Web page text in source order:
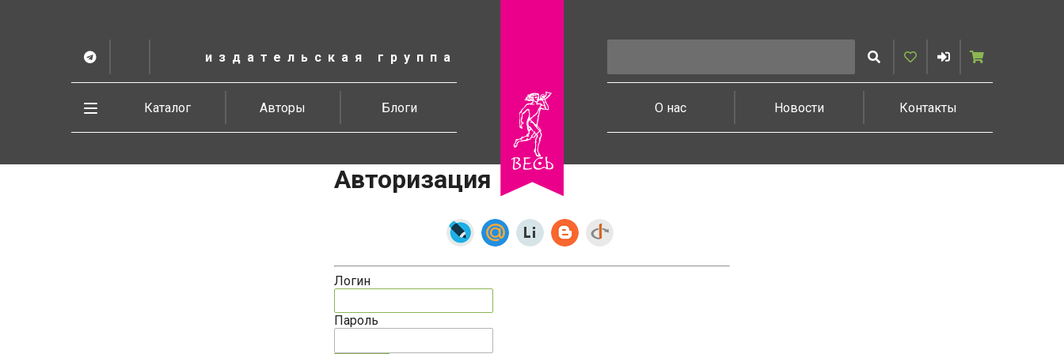
содержанию
издательская группа
весь
Telegram
Vesbook
ИскатьИзбранное
ВойтиКорзина
Каталог Авторы Блоги О нас Новости Контакты
Развернуть
Авторизация
Логин
Пароль